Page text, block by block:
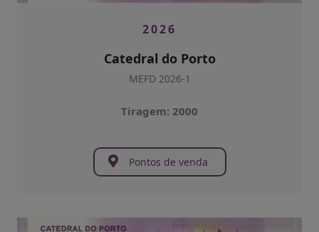
2026
Catedral do Porto
MEFD 2026-1
Tiragem: 2000
Pontos de venda